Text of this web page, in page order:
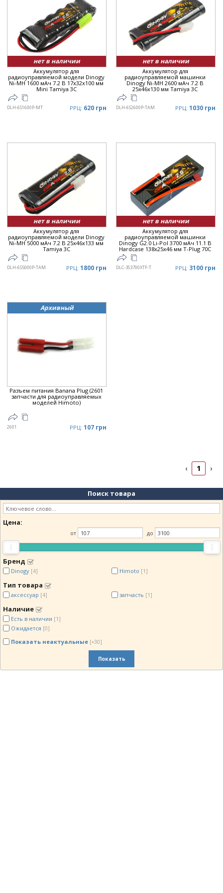
Цена ▲
Цена ▼
нет в наличии
Аккумулятор для
радиоуправляемой модели Dinogy
Ni-MH 1600 мАч 7.2 В 17x32x100 мм
Mini Tamiya 3C
DLH-6S1600P-MT РРЦ: 620 грн
нет в наличии
Аккумулятор для
радиоуправляемой машинки
Dinogy Ni-MH 2600 мАч 7.2 В
25x46x130 мм Tamiya 3C
DLH-6S2600P-TAM РРЦ: 1030 грн
нет в наличии
Аккумулятор для
радиоуправляемой модели Dinogy
Ni-MH 5000 мАч 7.2 В 25x46x133 мм
Tamiya 3C
DLH-6S5000P-TAM РРЦ: 1800 грн
нет в наличии
Аккумулятор для
радиоуправляемой машинки
Dinogy G2.0 Li-Pol 3700 мАч 11.1 В
Hardcase 138x25x46 мм T-Plug 70C
DLC-3S3700XTF-T РРЦ: 3100 грн
Архивный
Разъем питания Banana Plug (2601
запчасти для радиоуправляемых
моделей Himoto)
2601 РРЦ: 107 грн
‹ 1 ›
Поиск товара
Цена:
от до
Бренд
Dinogy [4] Himoto [1]
Тип товара
аксессуар [4] запчасть [1]
Наличие
Есть в наличии [1]
Ожидается [0]
Показать неактуальные [+30]
Показать